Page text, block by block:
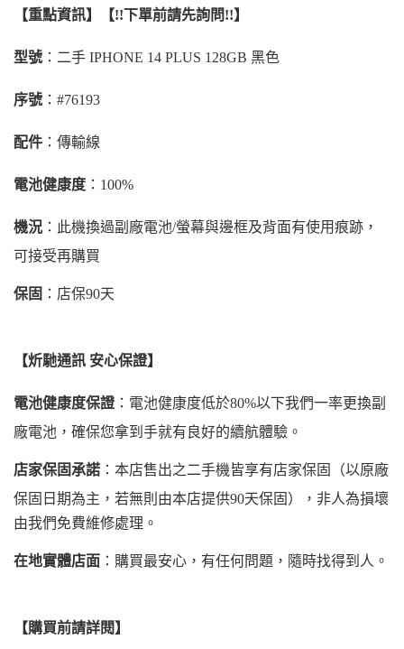
【重點資訊】【!!下單前請先詢問!!】
型號 ：二手 IPHONE 14 PLUS 128GB 黑色
序號 ：#76193
配件 ：傳輸線
電池健康度 ：100%
機況 ：此機換過副廠電池/螢幕與邊框及背面有使用痕跡，
可接受再購買
保固 ：店保90天
【炘馳通訊 安心保證】
電池健康度保證 ：電池健康度低於80%以下我們一率更換副
廠電池，確保您拿到手就有良好的續航體驗。
店家保固承諾 ：本店售出之二手機皆享有店家保固（以原廠
保固日期為主，若無則由本店提供90天保固），非人為損壞
由我們免費維修處理。
在地實體店面 ：購買最安心，有任何問題，隨時找得到人。
【購買前請詳閱】